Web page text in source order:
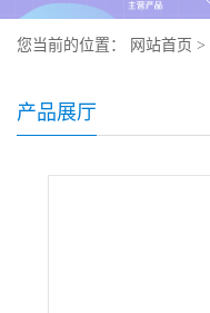
您当前的位置： 网站首页 >
产品展厅